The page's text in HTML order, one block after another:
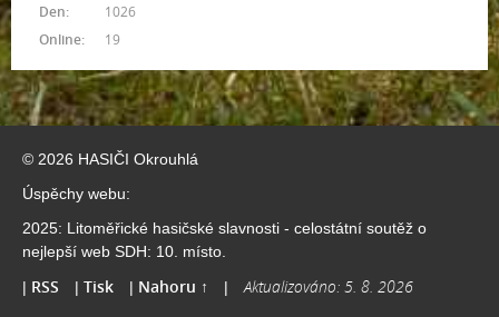
Online: 19
Den:
1026
© 2026 HASIČI Okrouhlá
Úspěchy webu:
2025: Litoměřické hasičské slavnosti - celostátní soutěž o
nejlepší web SDH: 10. místo.
| RSS | Tisk | Nahoru ↑ | Aktualizováno: 5. 8. 2026